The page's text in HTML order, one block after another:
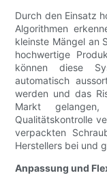
Durch den Einsatz
Algorithmen
kleinste Mängel an
hochwertige
können diese
automatisch
werden und das
Markt
Qualitätskontrolle
verpackten
Herstellers bei und
Anpassung und